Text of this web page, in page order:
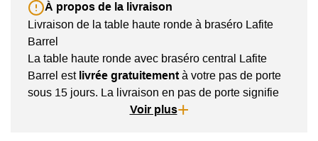
À propos de la livraison
Livraison de la table haute ronde à braséro Lafite
Barrel
La table haute ronde avec braséro central Lafite
Barrel estlivrée gratuitementà votre pas de porte
sous 15 jours. La livraison en pas de porte signifie
que le produit est livré devant votre portail de
Voir plus